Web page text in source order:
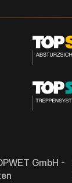
GmbH -